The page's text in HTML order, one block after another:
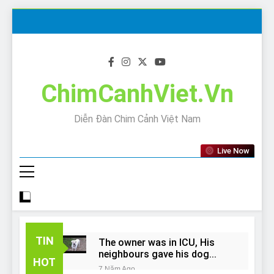
ChimCanhViet.Vn
Diễn Đàn Chim Cảnh Việt Nam
Live Now
TIN
HOT
The owner was in ICU, His
neighbours gave his dog
away!
7 Năm Ago